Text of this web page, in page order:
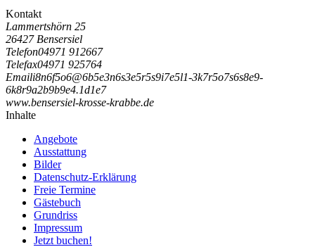
Kontakt
Lammertshörn 25
26427 Bensersiel
Telefon04971 912667
Telefax04971 925764
Emaili8n6f5o6@6b5e3n6s3e5r5s9i7e5l1-3k7r5o7s6s8e9-
6k8r9a2b9b9e4.1d1e7
www.bensersiel-krosse-krabbe.de
Inhalte
Angebote
Ausstattung
Bilder
Datenschutz-Erklärung
Freie Termine
Gästebuch
Grundriss
Impressum
Jetzt buchen!